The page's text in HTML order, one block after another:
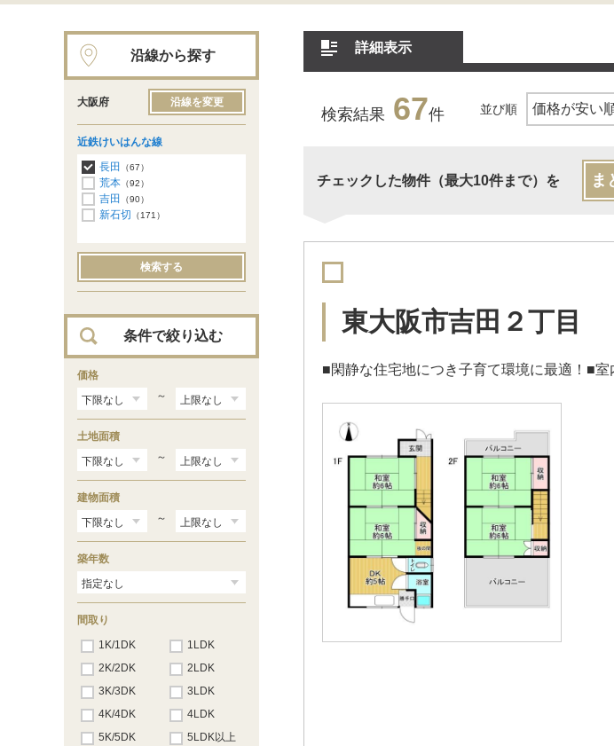
詳細表示
検索結果 67件 並び順
チェックした物件（最大10件まで）を ま
東大阪市吉田２丁目
■閑静な住宅地につき子育て環境に最適！■
沿線から探す
大阪府 沿線を変更
近鉄けいはんな線
長田
（67）
荒本 （92）
吉田 （90）
新石切 （171）
検索する
条件で絞り込む
価格
～
土地面積
～
建物面積
～
築年数
間取り
1K/1DK
1LDK
2K/2DK
2LDK
3K/3DK
3LDK
4K/4DK
4LDK
5K/5DK
5LDK以上